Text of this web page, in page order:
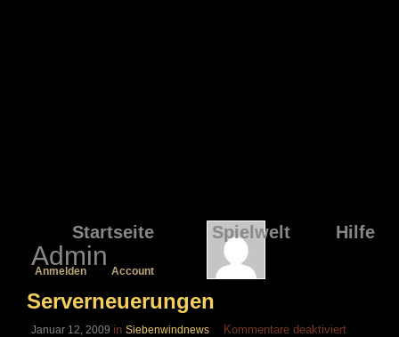
Startseite Spielwelt Hilfe
Admin
Anmelden Account
Serverneuerungen
Januar 12, 2009 in Siebenwindnews Kommentare deaktiviertfür